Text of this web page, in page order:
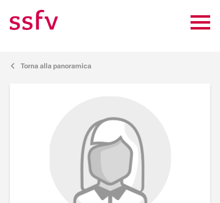
j Torna alla panoramica